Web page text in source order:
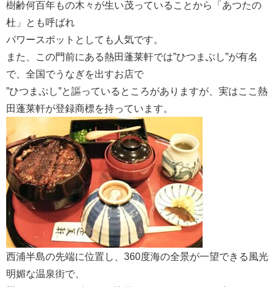
樹齢何百年もの木々が生い茂っていることから「あつたの
杜」とも呼ばれ
パワースポットとしても人気です。
また、この門前にある熱田蓬莱軒では”ひつまぶし”が有名
で、全国でうなぎを出すお店で
”ひつまぶし”と謳っているところがありますが、実はここ熱
田蓬莱軒が登録商標を持っています。
西浦半島の先端に位置し、360度海の全景が一望できる風光
明媚な温泉街で、